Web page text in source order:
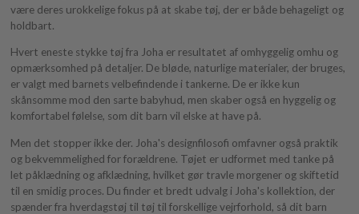
være deres urokkelige fokus på at skabe tøj, der er både behageligt og
holdbart.
Hvert eneste stykke tøj fra Joha er resultatet af omhyggelig omhu og
opmærksomhed på detaljer. De bløde, naturlige materialer, der bruges,
er valgt med barnets velbefindende i tankerne. De er ikke kun
skånsomme mod den sarte babyhud, men skaber også en hyggelig og
komfortabel følelse, som dit barn vil elske at have på.
Men det stopper ikke der. Joha's designfilosofi omfavner også praktik
og bekvemmelighed for forældrene. Tøjet er udformet med tanke på
let påklædning og afklædning, hvilket gør travle morgener og skiftetid
til en smidig proces. Du finder et bredt udvalg i Joha's kollektion, der
spænder fra hverdagstøj til tøj til forskellige vejrforhold, så dit barn